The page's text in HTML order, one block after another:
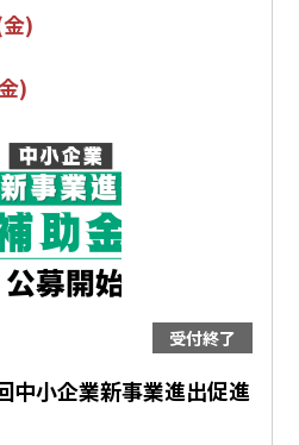
)
)
受付終了
中小企業新事業進出促進